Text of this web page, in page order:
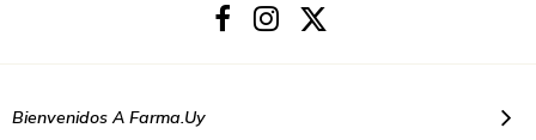
Bienvenidos A Farma.uy